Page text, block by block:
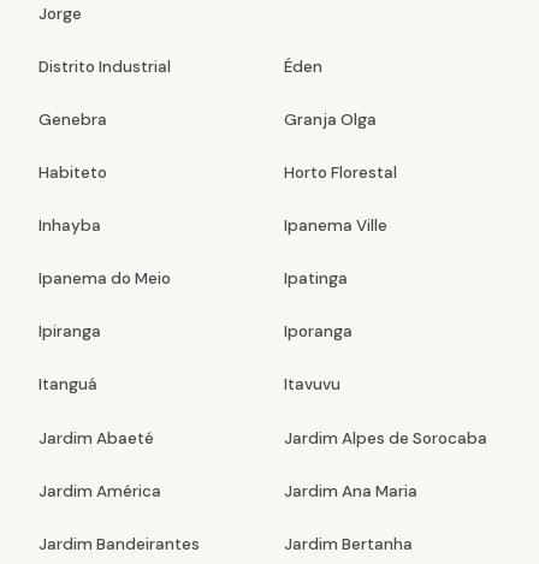
Jorge
Distrito Industrial Éden
Genebra Granja Olga
Habiteto Horto Florestal
Inhayba Ipanema Ville
Ipanema do Meio Ipatinga
Ipiranga Iporanga
Itanguá Itavuvu
Jardim Abaeté Jardim Alpes de Sorocaba
Jardim América Jardim Ana Maria
Jardim Bandeirantes Jardim Bertanha